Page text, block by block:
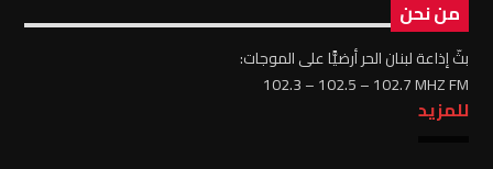
من نحن
بثّ إذاعة لبنان الحر أرضيًّا على الموجات:
102.3 – 102.5 – 102.7 MHZ FM
للمزيد